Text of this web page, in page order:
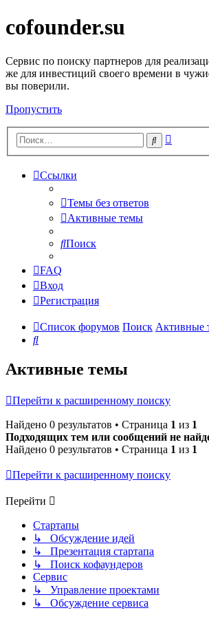
cofounder.su
Сервис по поиску партнеров для
же для инвестиций своего времени в
вы поверили.
Пропустить
Поиск
Ссылки
Темы без ответов
Активные темы
Поиск
FAQ
Вход
Регистрация
Список форумов Поиск Активные
Поиск
Активные темы
Перейти к расширенному поиску
Найдено 0 результатов • Страница 1 из 1
Подходящих тем или сообщений не
Найдено 0 результатов • Страница 1 из 1
Перейти к расширенному поиску
Перейти
Стартапы
↳ Обсуждение идей
↳ Презентация стартапа
↳ Поиск кофаундеров
Сервис
↳ Управление проектами
↳ Обсуждение сервиса